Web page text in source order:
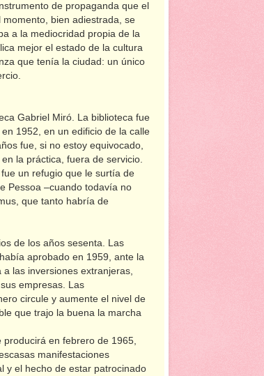
de propaganda que el
bien adiestrada, se
a la mediocridad propia de la
mejor el estado de la cultura
que tenía la ciudad: un único
Gabriel Miró. La biblioteca fue
1952, en un edificio de la calle
fue, si no estoy equivocado,
la práctica, fuera de servicio.
un refugio que le surtía de
Pessoa –cuando todavía no
que tanto habría de
de los años sesenta. Las
aprobado en 1959, ante la
las inversiones extranjeras,
empresas. Las
circule y aumente el nivel de
que trajo la buena la marcha
producirá en febrero de 1965,
manifestaciones
y el hecho de estar patrocinado